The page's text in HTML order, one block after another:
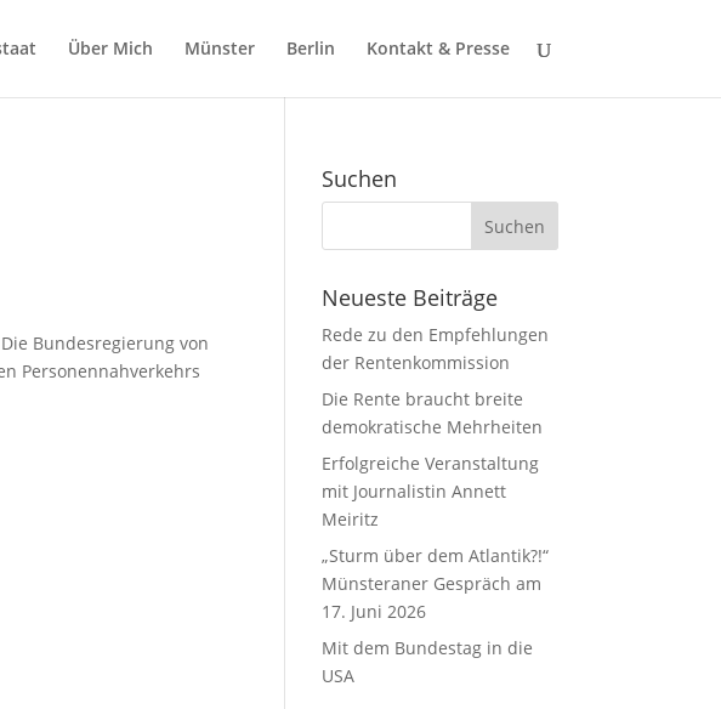
Über Mich Münster Berlin Kontakt & Presse
Bundesregierung von
Personennahverkehrs
Suchen
Neueste Beiträge
Rede zu den Empfehlungen
der Rentenkommission
Die Rente braucht breite
demokratische Mehrheiten
Erfolgreiche Veranstaltung
mit Journalistin Annett
Meiritz
„Sturm über dem Atlantik?!“
Münsteraner Gespräch am
17. Juni 2026
Mit dem Bundestag in die
USA